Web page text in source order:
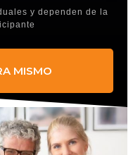
y dependen de la
MISMO